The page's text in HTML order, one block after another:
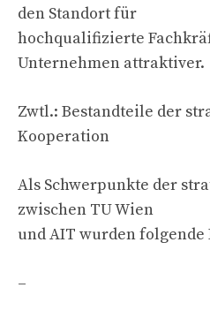
den Standort für
hochqualifizierte
Unternehmen attraktiver.
Zwtl.: Bestandteile der
Kooperation
Als Schwerpunkte der
zwischen TU Wien
und AIT wurden
–